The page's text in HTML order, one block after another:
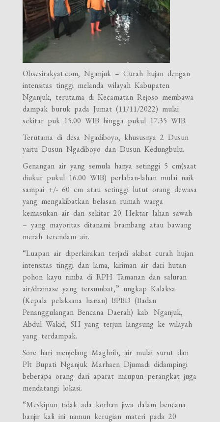
Obsesirakyat.com, Nganjuk – Curah hujan dengan
intensitas tinggi melanda wilayah Kabupaten
Nganjuk, terutama di Kecamatan Rejoso membawa
dampak buruk pada Jumat (11/11/2022) mulai
sekitar puk 15.00 WIB hingga pukul 17.35 WIB.
Terutama di desa Ngadiboyo, khususnya 2 Dusun
yaitu Dusun Ngadiboyo dan Dusun Kedungbulu.
Genangan air yang semula hanya setinggi 5 cm(saat
diukur pukul 16.00 WIB) perlahan-lahan mulai naik
sampai +/- 60 cm atau setinggi lutut orang dewasa
yang mengakibatkan belasan rumah warga
kemasukan air dan sekitar 20 Hektar lahan sawah
– yang mayoritas ditanami brambang atau bawang
merah terendam air.
“Luapan air diperkirakan terjadi akibat curah hujan
intensitas tinggi dan lama, kiriman air dari hutan
pohon kayu rimba di RPH Tamanan dan saluran
air/drainase yang tersumbat,” ungkap Kalaksa
(Kepala pelaksana harian) BPBD (Badan
Penanggulangan Bencana Daerah) kab. Nganjuk,
Abdul Wakid, SH yang terjun langsung ke wilayah
yang terdampak.
Sore hari menjelang Maghrib, air mulai surut dan
Plt Bupati Nganjuk Marhaen Djumadi didampingi
beberapa orang dari aparat maupun perangkat juga
mendatangi lokasi.
“Meskipun tidak ada korban jiwa dalam bencana
banjir kali ini namun kerugian materi pada 20